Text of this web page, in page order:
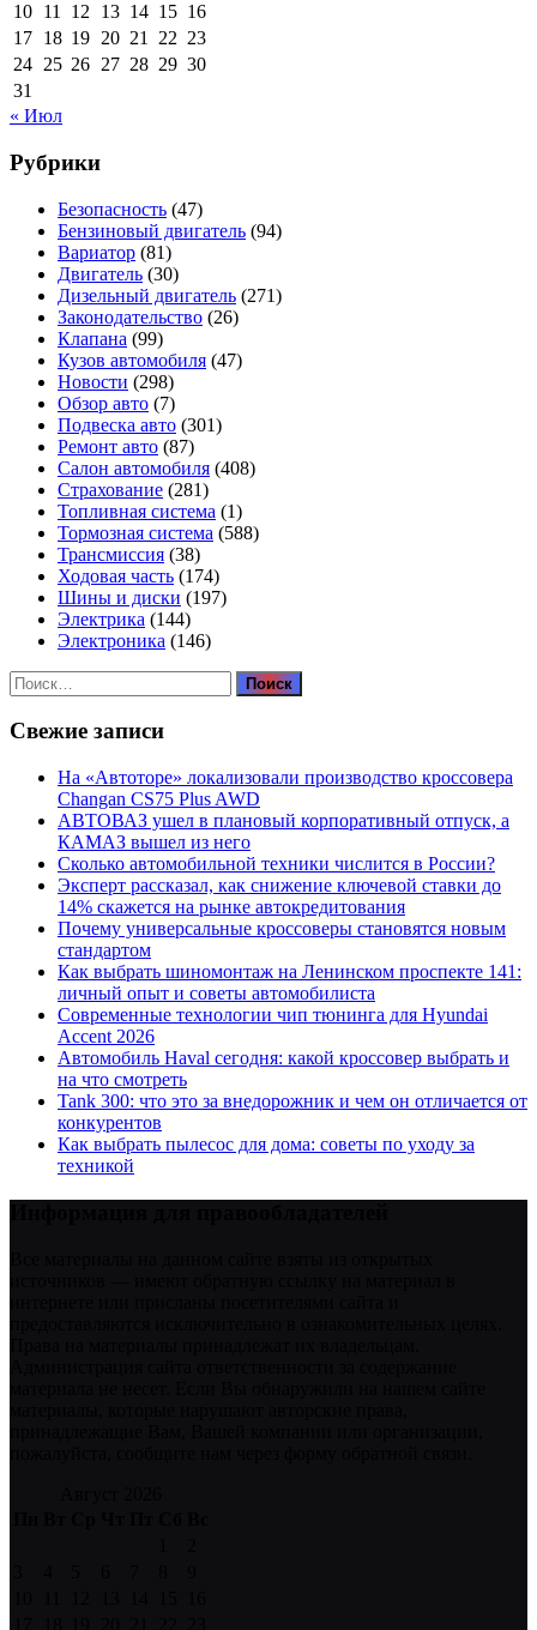
10 11 12 13 14 15 16
17 18 19 20 21 22 23
24 25 26 27 28 29 30
31
« Июл
Рубрики
Безопасность (47)
Бензиновый двигатель (94)
Вариатор (81)
Двигатель (30)
Дизельный двигатель (271)
Законодательство (26)
Клапана (99)
Кузов автомобиля (47)
Новости (298)
Обзор авто (7)
Подвеска авто (301)
Ремонт авто (87)
Салон автомобиля (408)
Страхование (281)
Топливная система (1)
Тормозная система (588)
Трансмиссия (38)
Ходовая часть (174)
Шины и диски (197)
Электрика (144)
Электроника (146)
Найти:
Свежие записи
На «Автоторе» локализовали производство кроссовера
Changan CS75 Plus AWD
АВТОВАЗ ушел в плановый корпоративный отпуск, а
КАМАЗ вышел из него
Сколько автомобильной техники числится в России?
Эксперт рассказал, как снижение ключевой ставки до
14% скажется на рынке автокредитования
Почему универсальные кроссоверы становятся новым
стандартом
Как выбрать шиномонтаж на Ленинском проспекте 141:
личный опыт и советы автомобилиста
Современные технологии чип тюнинга для Hyundai
Accent 2026
Автомобиль Haval сегодня: какой кроссовер выбрать и
на что смотреть
Tank 300: что это за внедорожник и чем он отличается от
конкурентов
Как выбрать пылесос для дома: советы по уходу за
техникой